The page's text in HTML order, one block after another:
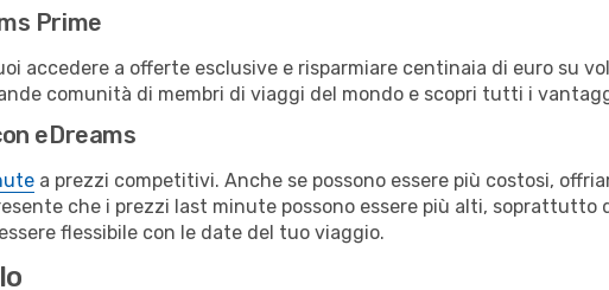
Prime
accedere a offerte esclusive e risparmiare centinaia di euro su
comunità di membri di viaggi del mondo e scopri tutti i
eDreams
a prezzi competitivi. Anche se possono essere più costosi,
che i prezzi last minute possono essere più alti, soprattutto
flessibile con le date del tuo viaggio.